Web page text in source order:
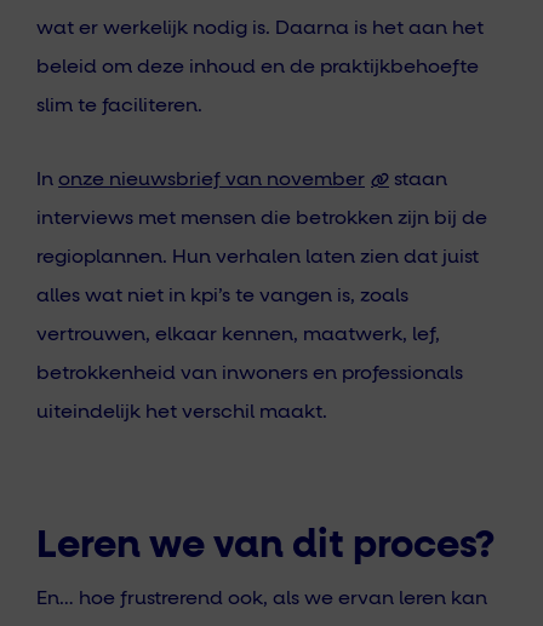
wat er werkelijk nodig is. Daarna is het aan het
beleid om deze inhoud en de praktijkbehoefte
slim te faciliteren.
In onze nieuwsbrief van november
staan
interviews met mensen die betrokken zijn bij de
regioplannen. Hun verhalen laten zien dat juist
alles wat niet in kpi’s te vangen is, zoals
vertrouwen, elkaar kennen, maatwerk, lef,
betrokkenheid van inwoners en professionals
uiteindelijk het verschil maakt.
Leren we van dit proces?
En… hoe frustrerend ook, als we ervan leren kan